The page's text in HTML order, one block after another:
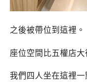
之後被帶位到這裡。
座位空間比五權店
我們四人坐在這裡一